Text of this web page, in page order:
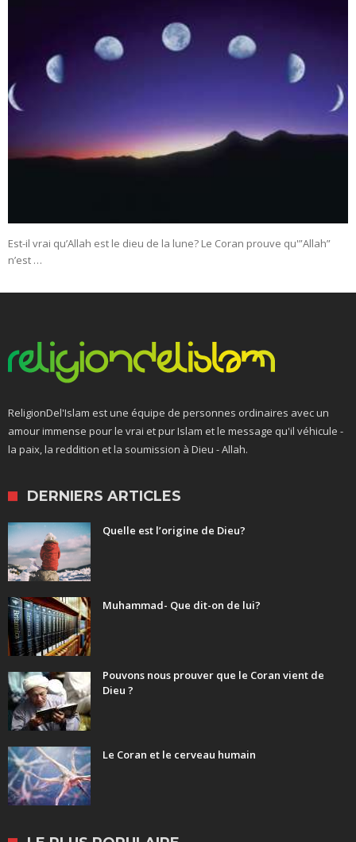
Est-il vrai qu’Allah est le dieu de la lune? Le Coran prouve qu'”Allah”
n’est …
ReligionDel'Islam est une équipe de personnes ordinaires avec un
amour immense pour le vrai et pur Islam et le message qu'il véhicule -
la paix, la reddition et la soumission à Dieu - Allah.
DERNIERS ARTICLES
Quelle est l’origine de Dieu?
Muhammad- Que dit-on de lui?
Pouvons nous prouver que le Coran vient de
Dieu ?
Le Coran et le cerveau humain